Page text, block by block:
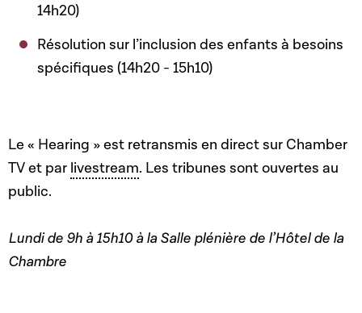
14h20)
Résolution sur l’inclusion des enfants à besoins
spécifiques (14h20 - 15h10)
Le « Hearing » est retransmis en direct sur Chamber
TV et par livestream. Les tribunes sont ouvertes au
public.
Lundi de 9h à 15h10 à la Salle plénière de l’Hôtel de la
Chambre